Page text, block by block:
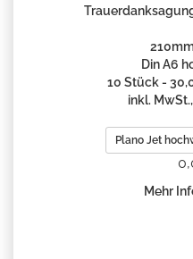
Din A6
10 Stück -
inkl.
Plano Jet
Mehr